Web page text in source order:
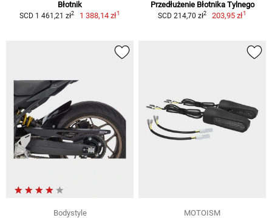
Błotnik
SCD 1 461,21 zł2 1 388,14 zł1
Przedłużenie Błotnika Tylnego
SCD 214,70 zł2 203,95 zł1
Bodystyle
MOTOISM